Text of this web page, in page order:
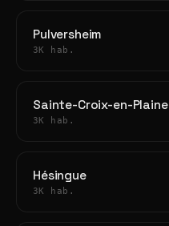
Pulversheim
3K hab.
Sainte-Croix-en-Plaine
3K hab.
Hésingue
3K hab.